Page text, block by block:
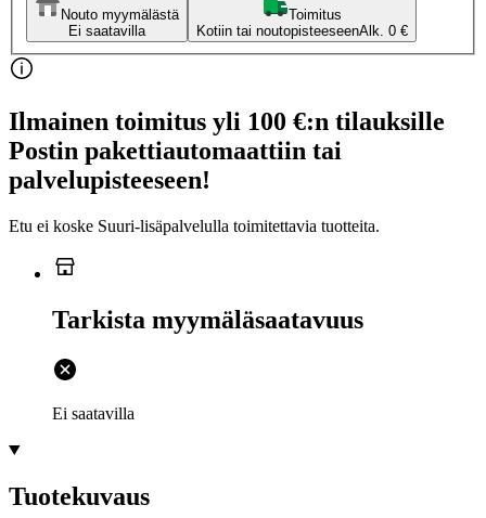
Nouto myymälästä
Ei saatavilla
Toimitus
Kotiin tai noutopisteeseenAlk. 0 €
Ilmainen toimitus yli 100 €:n tilauksille
Postin pakettiautomaattiin tai
palvelupisteeseen!
Etu ei koske Suuri‑lisäpalvelulla toimitettavia tuotteita.
Tarkista myymäläsaatavuus
Ei saatavilla
Tuotekuvaus